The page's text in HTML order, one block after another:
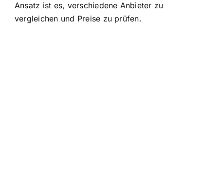
Ansatz ist es, verschiedene Anbieter zu
vergleichen und Preise zu prüfen.